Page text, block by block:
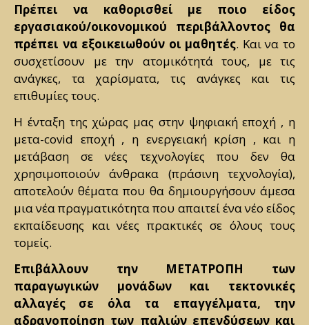
Πρέπει να καθορισθεί με ποιο είδος
εργασιακού/οικονομικού περιβάλλοντος θα
πρέπει να εξοικειωθούν οι μαθητές. Και να το
συσχετίσουν με την ατομικότητά τους, με τις
ανάγκες, τα χαρίσματα, τις ανάγκες και τις
επιθυμίες τους.
H ένταξη της χώρας μας στην ψηφιακή εποχή , η
μετα-covid εποχή , η ενεργειακή κρίση , και η
μετάβαση σε νέες τεχνολογίες που δεν θα
χρησιμοποιούν άνθρακα (πράσινη τεχνολογία),
αποτελούν θέματα που θα δημιουργήσουν άμεσα
μια νέα πραγματικότητα που απαιτεί ένα νέο είδος
εκπαίδευσης και νέες πρακτικές σε όλους τους
τομείς.
Επιβάλλουν την ΜΕΤΑΤΡΟΠΗ των
παραγωγικών μονάδων και τεκτονικές
αλλαγές σε όλα τα επαγγέλματα, την
αδρανοποίηση των παλιών επενδύσεων και